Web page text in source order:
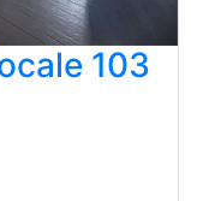
103